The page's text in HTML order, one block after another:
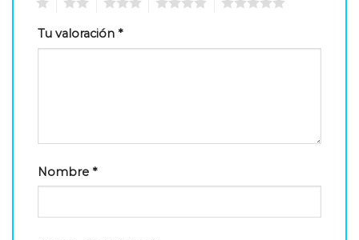
Tu valoración *
Nombre *